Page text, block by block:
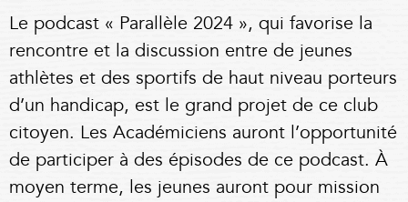
Le podcast « Parallèle 2024 », qui favorise la
rencontre et la discussion entre de jeunes
athlètes et des sportifs de haut niveau porteurs
d’un handicap, est le grand projet de ce club
citoyen. Les Académiciens auront l’opportunité
de participer à des épisodes de ce podcast. À
moyen terme, les jeunes auront pour mission